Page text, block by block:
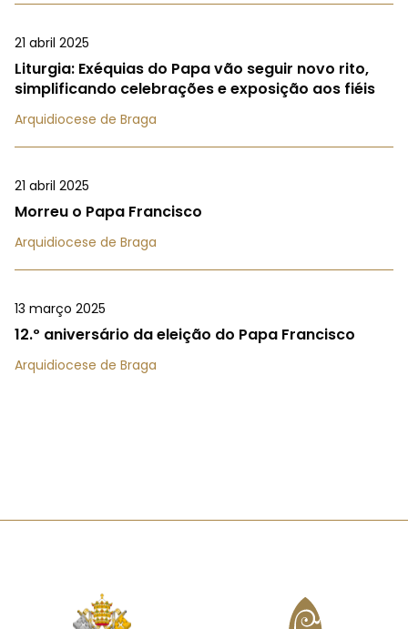
21 abril 2025
Liturgia: Exéquias do Papa vão seguir novo rito,
simplificando celebrações e exposição aos fiéis
Arquidiocese de Braga
21 abril 2025
Morreu o Papa Francisco
Arquidiocese de Braga
13 março 2025
12.º aniversário da eleição do Papa Francisco
Arquidiocese de Braga